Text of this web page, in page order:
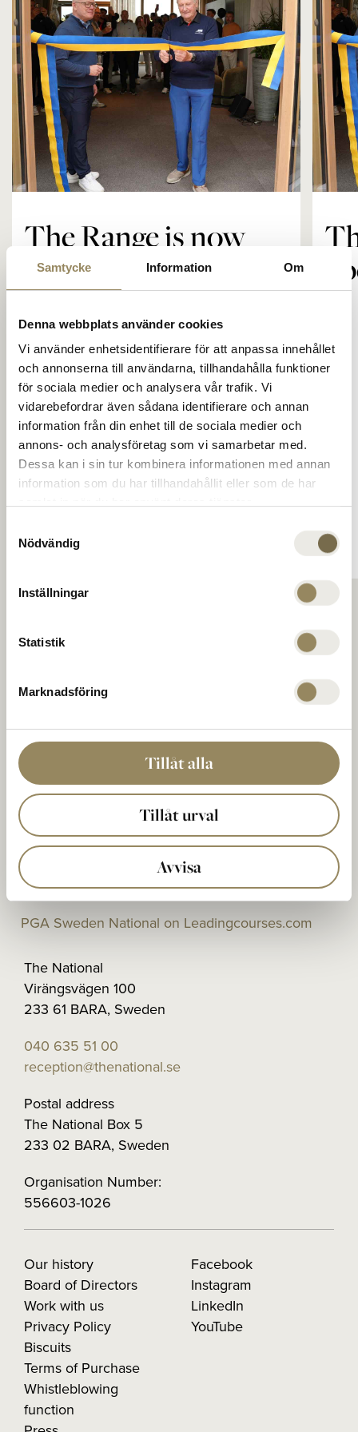
Samtycke Information Om
Denna webbplats använder cookies
Vi använder enhetsidentifierare för att anpassa innehållet
och annonserna till användarna, tillhandahålla funktioner
för sociala medier och analysera vår trafik. Vi
vidarebefordrar även sådana identifierare och annan
information från din enhet till de sociala medier och
annons- och analysföretag som vi samarbetar med.
Dessa kan i sin tur kombinera informationen med annan
information som du har tillhandahållit eller som de har
Nödvändig
Inställningar
Statistik
Marknadsföring
Tillåt alla
Tillåt urval
Avvisa
The Range
Golf coach
Company
OFFERS
EVENT
CONTACT US
The Range is now
open at The National
outside Malmö, has now been
inaugurated. The first shot was struck by
Peter Hanson, marking the start of one of
the Nordic region's largest and most
modern experience-driven driving range
At The National, people meet to play golf on top-
class courses. To develop skills at one of Europe's
best training facilities. For dinner, a drink, or a
conference in the clubhouse. To round things off,
unwind, or step up your game. For new
opportunities for unbeatable meetings. Every day.
PGA Sweden National on Leadingcourses.com
The National
Virängsvägen 100
233 61 BARA, Sweden
040 635 51 00
reception@thenational.se
Postal address
The National Box 5
233 02 BARA, Sweden
Organisation Number:
556603-1026
Our history
Board of Directors
Work with us
Privacy Policy
Biscuits
Terms of Purchase
Whistleblowing
function
Facebook
Instagram
LinkedIn
YouTube